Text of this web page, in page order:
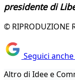
presidente di
© RIPRODUZIONE
Seguici
Altro di Idee e